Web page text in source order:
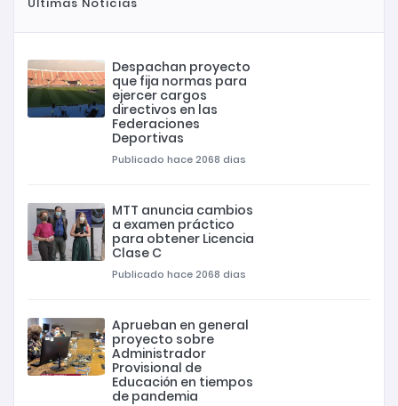
Despachan proyecto
que fija normas para
ejercer cargos
directivos en las
Federaciones
Deportivas
Publicado hace 2068 dias
MTT anuncia cambios
a examen práctico
para obtener Licencia
Clase C
Publicado hace 2068 dias
Aprueban en general
proyecto sobre
Administrador
Provisional de
Educación en tiempos
de pandemia